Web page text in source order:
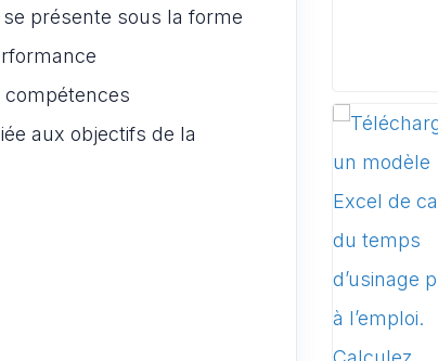
présente sous la forme
aux objectifs de la